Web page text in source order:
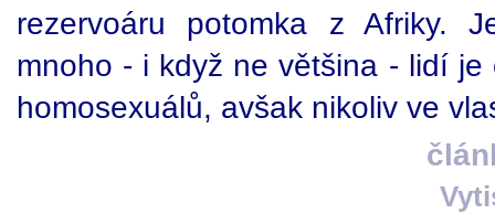
rezervoáru potomka z Afriky.
mnoho - i když ne většina - lidí
homosexuálů, avšak nikoliv ve